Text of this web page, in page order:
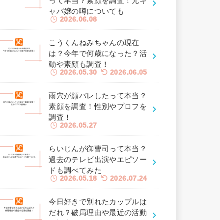
ャバ嬢の噂についても
2026.06.08
こうくんねみちゃんの現在
は？今年で何歳になった？活
動や素顔も調査！
2026.05.30 2026.06.05
雨穴が顔バレしたって本当？
素顔を調査！性別やプロフを
調査！
2026.05.27
らいじんが御曹司って本当？
過去のテレビ出演やエピソー
ドも調べてみた
2026.05.18 2026.07.24
今日好きで別れたカップルは
だれ？破局理由や最近の活動